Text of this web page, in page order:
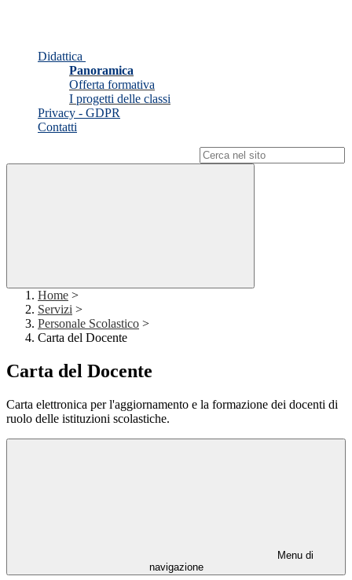
Didattica
Panoramica
Offerta formativa
I progetti delle classi
Privacy - GDPR
Contatti
Home >
Servizi >
Personale Scolastico >
Carta del Docente
Carta del Docente
Carta elettronica per l'aggiornamento e la formazione dei docenti di
ruolo delle istituzioni scolastiche.
Menu di
navigazione